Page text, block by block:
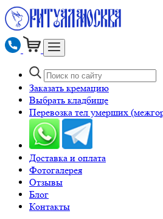
Заказать кремацию
Выбрать кладбище
Перевозка тел умерших
Доставка и оплата
Фотогалерея
Отзывы
Блог
Контакты